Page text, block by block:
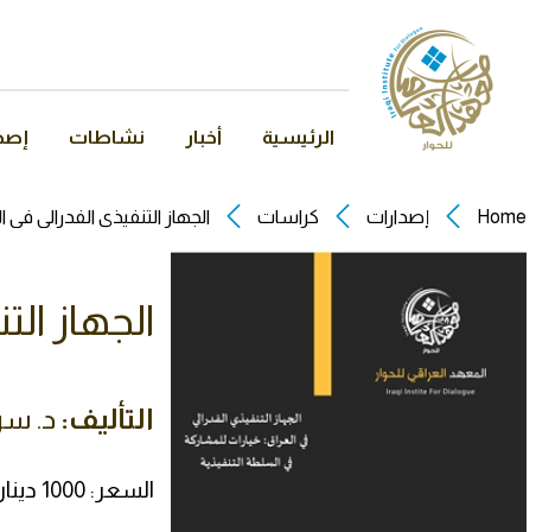
الرئيسية أخبار نشاطات
Home إصدارات كراسات
الجهاز التنفيذي الفدرالي
الجهاز
التأليف: د.
السعر: 1000 دينار